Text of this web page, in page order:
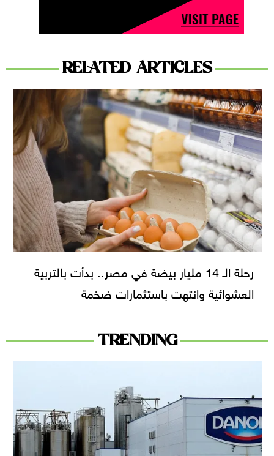
RELATED ARTICLES
رحلة الـ 14 مليار بيضة في مصر.. بدأت بالتربية
العشوائية وانتهت باستثمارات ضخمة
TRENDING